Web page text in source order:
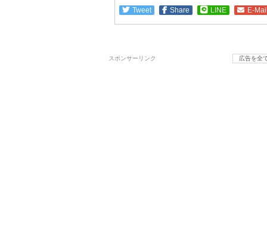
Tweet Share LINE E-
スポンサーリンク 広告を全